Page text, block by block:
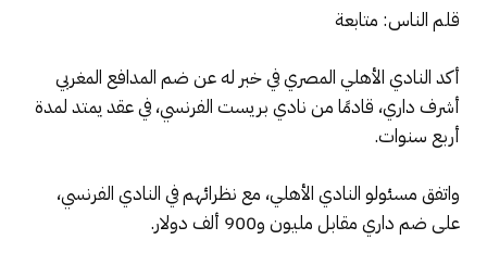
قلم الناس: متابعة
أكد النادي الأهلي المصري في خبر له عن ضم المدافع المغربي
أشرف داري، قادمًا من نادي بريست الفرنسي، في عقد يمتد لمدة
أربع سنوات.
واتفق مسئولو النادي الأهلي، مع نظرائهم في النادي الفرنسي،
على ضم داري مقابل مليون و900 ألف دولار.